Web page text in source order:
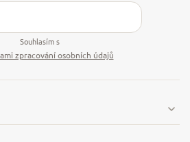
Souhlasím s
zpracování osobních údajů